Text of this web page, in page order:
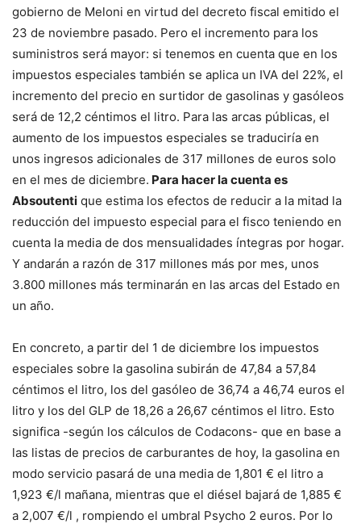
gobierno de Meloni en virtud del decreto fiscal emitido el
23 de noviembre pasado. Pero el incremento para los
suministros será mayor: si tenemos en cuenta que en los
impuestos especiales también se aplica un IVA del 22%, el
incremento del precio en surtidor de gasolinas y gasóleos
será de 12,2 céntimos el litro. Para las arcas públicas, el
aumento de los impuestos especiales se traduciría en
unos ingresos adicionales de 317 millones de euros solo
en el mes de diciembre. Para hacer la cuenta es
Absoutenti que estima los efectos de reducir a la mitad la
reducción del impuesto especial para el fisco teniendo en
cuenta la media de dos mensualidades íntegras por hogar.
Y andarán a razón de 317 millones más por mes, unos
3.800 millones más terminarán en las arcas del Estado en
un año.
En concreto, a partir del 1 de diciembre los impuestos
especiales sobre la gasolina subirán de 47,84 a 57,84
céntimos el litro, los del gasóleo de 36,74 a 46,74 euros el
litro y los del GLP de 18,26 a 26,67 céntimos el litro. Esto
significa -según los cálculos de Codacons- que en base a
las listas de precios de carburantes de hoy, la gasolina en
modo servicio pasará de una media de 1,801 € el litro a
1,923 €/l mañana, mientras que el diésel bajará de 1,885 €
a 2,007 €/l , rompiendo el umbral Psycho 2 euros. Por lo